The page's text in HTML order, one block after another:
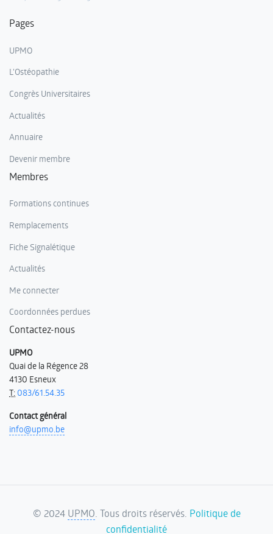
Pages
UPMO
L'Ostéopathie
Congrès Universitaires
Actualités
Annuaire
Devenir membre
Membres
Formations continues
Remplacements
Fiche Signalétique
Actualités
Me connecter
Coordonnées perdues
Contactez-nous
UPMO
Quai de la Régence 28
4130 Esneux
T: 083/61.54.35
Contact général
info@upmo.be
© 2024 UPMO . Tous droits réservés. Politique de
confidentialité